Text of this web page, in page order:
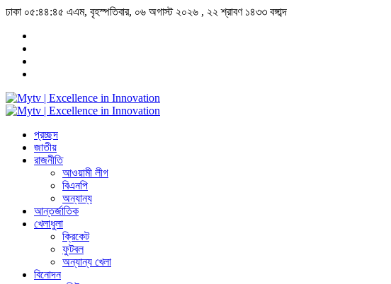
ঢাকা ০৫:৪৪:৪৬ এএম, বৃহস্পতিবার, ০৬ অগাস্ট ২০২৬ , ২২ শ্রাবণ ১৪৩৩ বঙ্গাব্দ
প্রচ্ছদ
জাতীয়
রাজনীতি
আওয়ামী লীগ
বিএনপি
অন্যান্য
আন্তর্জাতিক
খেলাধুলা
ক্রিকেট
ফুটবল
অন্যান্য খেলা
বিনোদন